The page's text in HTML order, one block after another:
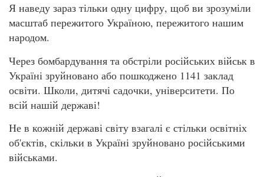
Я наведу зараз тільки одну цифру, щоб ви зрозуміли
масштаб пережитого Україною, пережитого нашим
народом.
Через бомбардування та обстріли російських військ в
Україні зруйновано або пошкоджено 1141 заклад
освіти. Школи, дитячі садочки, університети. По
всій нашій державі!
Не в кожній державі світу взагалі є стільки освітніх
об'єктів, скільки в Україні зруйновано російськими
військами.